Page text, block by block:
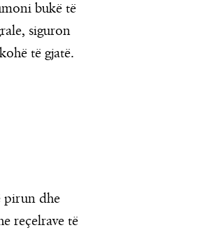
bukë të
siguron
të gjatë.
pirun dhe
reçelrave të